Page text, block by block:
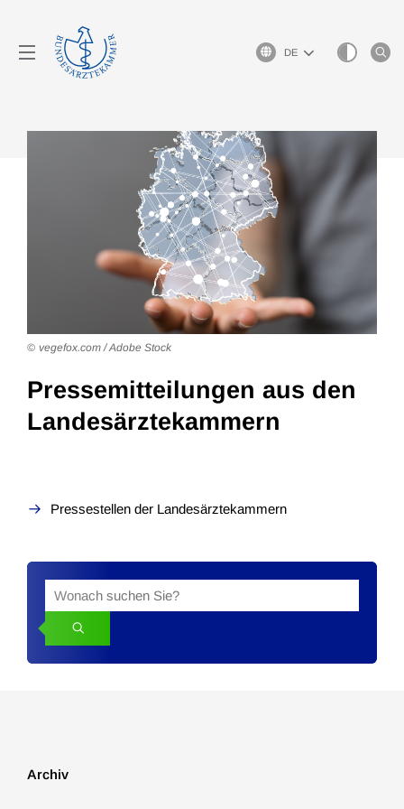
Sprachauswahl
Pressemitteilungen aus den
Landesärztekammern
Pressestellen der Landesärztekammern
Suche
in
den
Suchbegriff
vegefox.com / Adobe Stock
Archiv